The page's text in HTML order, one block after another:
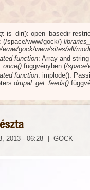
: is_dir(): open_basedir
(/space/www/gock/)
www/gock/www/sites/all/
function: Array and
függvényben (/space/
function: implode():
drupal_get_feeds()
2013 - 06:28 GOCK